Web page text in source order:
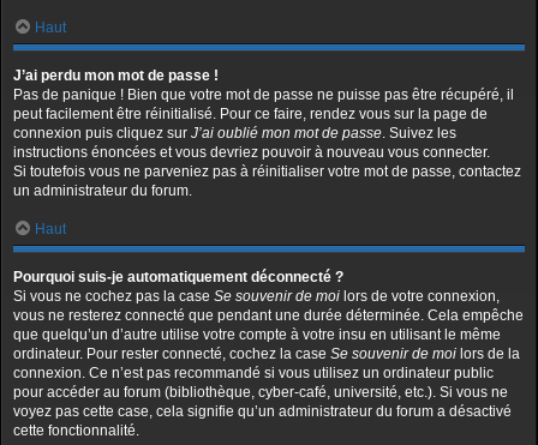
Haut
J’ai perdu mon mot de passe !
Pas de panique ! Bien que votre mot de passe ne puisse pas être récupéré, il
peut facilement être réinitialisé. Pour ce faire, rendez vous sur la page de
connexion puis cliquez sur J’ai oublié mon mot de passe. Suivez les
instructions énoncées et vous devriez pouvoir à nouveau vous connecter.
Si toutefois vous ne parveniez pas à réinitialiser votre mot de passe, contactez
un administrateur du forum.
Haut
Pourquoi suis-je automatiquement déconnecté ?
Si vous ne cochez pas la case Se souvenir de moi lors de votre connexion,
vous ne resterez connecté que pendant une durée déterminée. Cela empêche
que quelqu’un d’autre utilise votre compte à votre insu en utilisant le même
ordinateur. Pour rester connecté, cochez la case Se souvenir de moi lors de la
connexion. Ce n’est pas recommandé si vous utilisez un ordinateur public
pour accéder au forum (bibliothèque, cyber-café, université, etc.). Si vous ne
voyez pas cette case, cela signifie qu’un administrateur du forum a désactivé
cette fonctionnalité.